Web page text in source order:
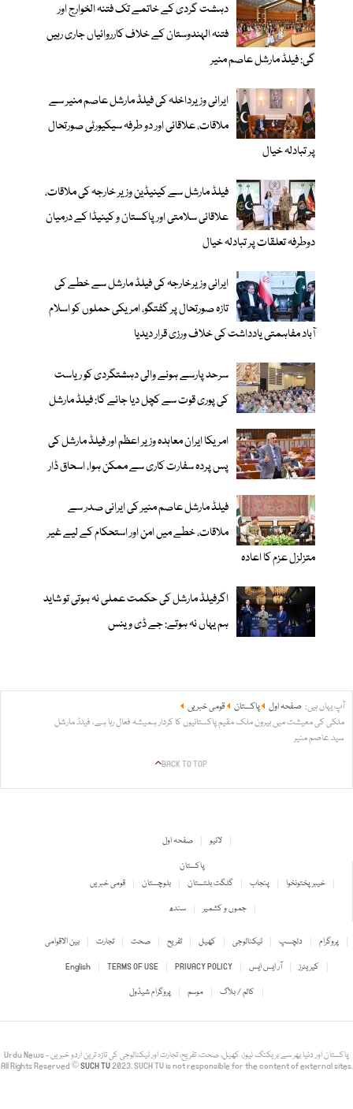
دہشت گردی کے خاتمے تک فتنہ الخوارج اور
فتنہ الہندوستان کے خلاف کارروائیاں جاری رہیں
گی: فیلڈ مارشل عاصم منیر
ایرانی وزیرداخلہ کی فیلڈ مارشل عاصم منیر سے
ملاقات، علاقائی اور دو طرفہ سیکیورٹی صورتحال
پر تبادلہ خیال
فیلڈ مارشل سے کینیڈین وزیر خارجہ کی ملاقات،
علاقائی سلامتی اور پاکستان و کینیڈا کے درمیان
دوطرفہ تعلقات پر تبادلہ خیال
ایرانی وزیرخارجہ کی فیلڈ مارشل سے خطے کی
تازہ صورتحال پر گفتگو، امریکی حملوں کو اسلام
آباد مفاہمتی یادداشت کی خلاف ورزی قرار دیدیا
سرحد پارسے ہونے والی دہشتگردی کو ریاست
کی پوری قوت سے کچل دیا جائے گا: فیلڈ مارشل
امریکا ایران معاہدہ وزیر اعظم اور فیلڈ مارشل کی
پس پردہ سفارت کاری سے ممکن ہوا، اسحاق ڈار
فیلڈ مارشل عاصم منیر کی ایرانی صدر سے
ملاقات، خطے میں امن اور استحکام کے لیے غیر
متزلزل عزم کا اعادہ
اگرفیلڈ مارشل کی حکمت عملی نہ ہوتی تو شاید
ہم یہاں نہ ہوتے: جے ڈی وینس
آپ یہاں ہیں: صفحہ اول پاکستان
قومی خبریں
ملکی کی معیشت میں بیرون ملک مقیم پاکستانیوں کا کردار ہمیشہ فعال رہا ہے، فیلڈ مارشل
سید عاصم منیر
BACK TO TOP
صفحہ اول
لائیو
پاکستان
قومی خبریں
بلوچستان گلگت بلتستان پنجاب
خیبر پختونخوا
سندھ
جموں و کشمیر
بین الاقوامی تجارت صحت تفریح کھیل ٹیکنالوجی دلچسپ
پروگرام
English
TERMS OF USE PRIVACY POLICY آر ایس ایس
کیریئرز
پروگرام شیڈول
موسم کالم / بلاگ
Urdu News - پاکستان اور دنیا بھر سے بریکنگ نیوز، کھیل، صحت، تفریح، تجارت اور ٹیکنالوجی کی تازہ ترین اردو خبریں
All Rights Reserved ©SUCH TV2023. SUCH TV is not responsible for the content of external sites.